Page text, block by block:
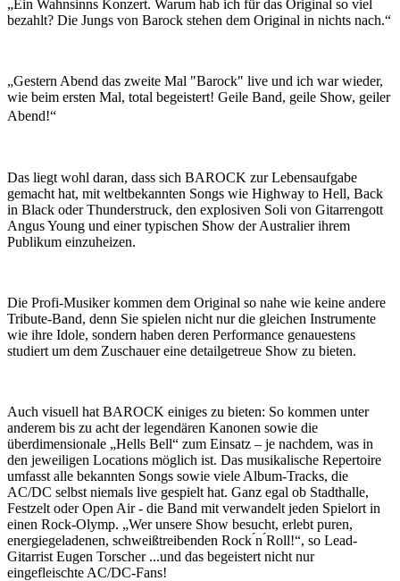
„Ein Wahnsinns Konzert. Warum hab ich für das Original so viel
bezahlt? Die Jungs von Barock stehen dem Original in nichts nach.“
„Gestern Abend das zweite Mal "Barock" live und ich war wieder,
wie beim ersten Mal, total begeistert! Geile Band, geile Show, geiler
Abend!“
Das liegt wohl daran, dass sich BAROCK zur Lebensaufgabe
gemacht hat, mit weltbekannten Songs wie Highway to Hell, Back
in Black oder Thunderstruck, den explosiven Soli von Gitarrengott
Angus Young und einer typischen Show der Australier ihrem
Publikum einzuheizen.
Die Profi-Musiker kommen dem Original so nahe wie keine andere
Tribute-Band, denn Sie spielen nicht nur die gleichen Instrumente
wie ihre Idole, sondern haben deren Performance genauestens
studiert um dem Zuschauer eine detailgetreue Show zu bieten.
Auch visuell hat BAROCK einiges zu bieten: So kommen unter
anderem bis zu acht der legendären Kanonen sowie die
überdimensionale „Hells Bell“ zum Einsatz – je nachdem, was in
den jeweiligen Locations möglich ist. Das musikalische Repertoire
umfasst alle bekannten Songs sowie viele Album-Tracks, die
AC/DC selbst niemals live gespielt hat. Ganz egal ob Stadthalle,
Festzelt oder Open Air - die Band mit verwandelt jeden Spielort in
einen Rock-Olymp. „Wer unsere Show besucht, erlebt puren,
energiegeladenen, schweißtreibenden Rock ́n ́Roll!“, so Lead-
Gitarrist Eugen Torscher ...und das begeistert nicht nur
eingefleischte AC/DC-Fans!